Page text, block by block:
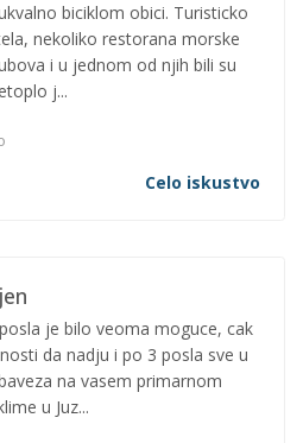
biciklom obici. Turisticko
nekoliko restorana morske
i u jednom od njih bili su
j...
Celo iskustvo
je bilo veoma moguce, cak
da nadju i po 3 posla sve u
na vasem primarnom
u Juz...